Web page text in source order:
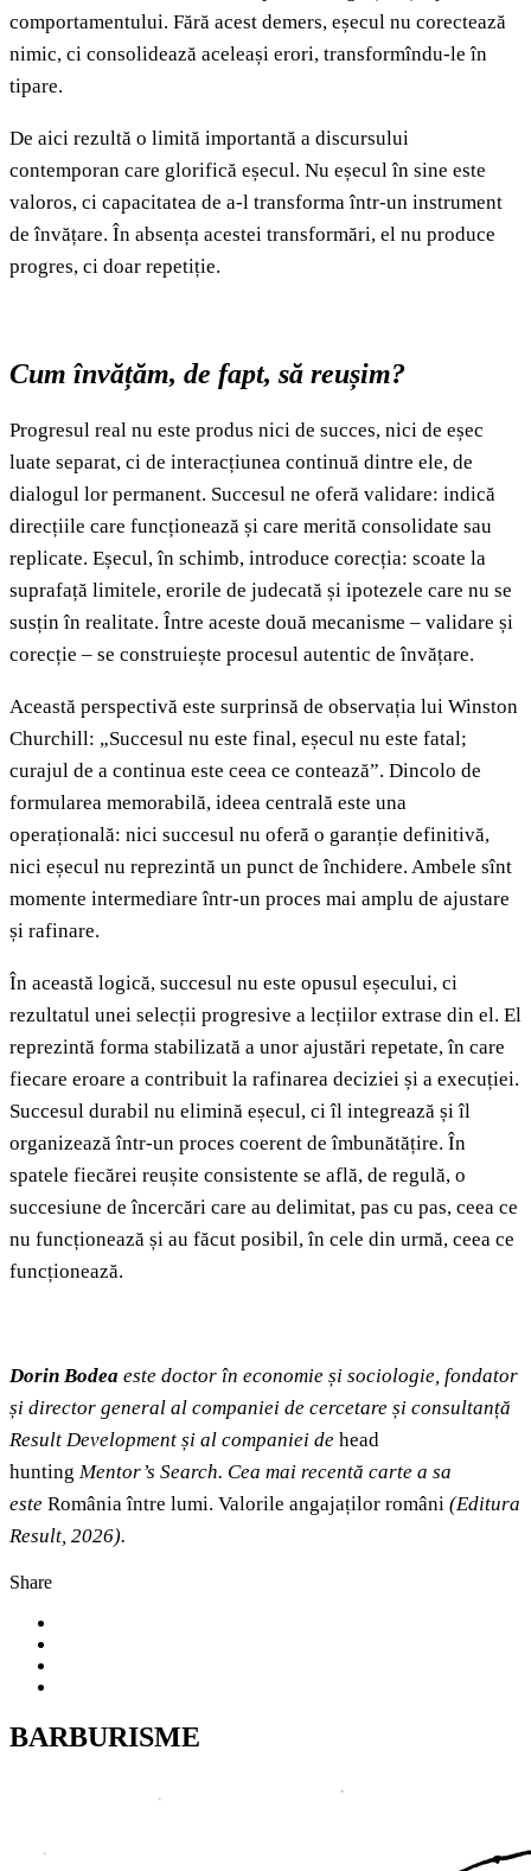
comportamentului. Fără acest demers, eșecul nu corectează
nimic, ci consolidează aceleași erori, transformîndu-le în
tipare.
De aici rezultă o limită importantă a discursului
contemporan care glorifică eșecul. Nu eșecul în sine este
valoros, ci capacitatea de a-l transforma într-un instrument
de învățare. În absența acestei transformări, el nu produce
progres, ci doar repetiție.
Cum învățăm, de fapt, să reușim?
Progresul real nu este produs nici de succes, nici de eșec
luate separat, ci de interacțiunea continuă dintre ele, de
dialogul lor permanent. Succesul ne oferă validare: indică
direcțiile care funcționează și care merită consolidate sau
replicate. Eșecul, în schimb, introduce corecția: scoate la
suprafață limitele, erorile de judecată și ipotezele care nu se
susțin în realitate. Între aceste două mecanisme – validare și
corecție – se construiește procesul autentic de învățare.
Această perspectivă este surprinsă de observația lui Winston
Churchill: „Succesul nu este final, eșecul nu este fatal;
curajul de a continua este ceea ce contează”. Dincolo de
formularea memorabilă, ideea centrală este una
operațională: nici succesul nu oferă o garanție definitivă,
nici eșecul nu reprezintă un punct de închidere. Ambele sînt
momente intermediare într-un proces mai amplu de ajustare
și rafinare.
În această logică, succesul nu este opusul eșecului, ci
rezultatul unei selecții progresive a lecțiilor extrase din el. El
reprezintă forma stabilizată a unor ajustări repetate, în care
fiecare eroare a contribuit la rafinarea deciziei și a execuției.
Succesul durabil nu elimină eșecul, ci îl integrează și îl
organizează într-un proces coerent de îmbunătățire. În
spatele fiecărei reușite consistente se află, de regulă, o
succesiune de încercări care au delimitat, pas cu pas, ceea ce
nu funcționează și au făcut posibil, în cele din urmă, ceea ce
funcționează.
Dorin Bodea este doctor în economie și sociologie, fondator
și director general al companiei de cercetare și consultanță
Result Development și al companiei de head
hunting Mentor’s Search. Cea mai recentă carte a sa
este România între lumi. Valorile angajaților români (Editura
Result, 2026).
Share
BARBURISME